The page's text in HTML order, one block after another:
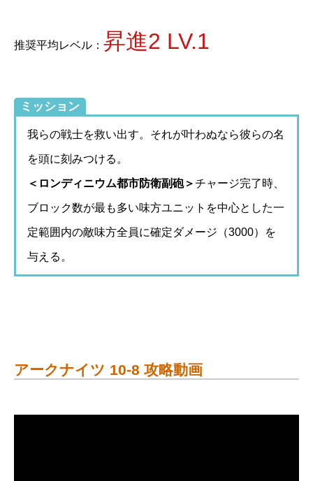
推奨平均レベル： 昇進2 LV.1
ミッション
我らの戦士を救い出す。それが叶わぬなら彼らの名
を頭に刻みつける。
＜ロンディニウム都市防衛副砲＞チャージ完了時、
ブロック数が最も多い味方ユニットを中心とした一
定範囲内の敵味方全員に確定ダメージ（3000）を
与える。
アークナイツ 10-8 攻略動画